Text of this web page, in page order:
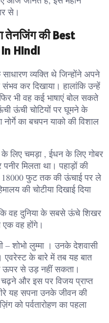
से।
तेनजिंग की Best
Hindi
व्यक्ति थे जिन्होंने अपने
कर दिखाया। हालांकि उन्हें
भी वह कई भाषाएं बोल सकते
ऊंची चोटियों पर घूमने के
का बचपन याको की विशाल
लिए चमड़ा , ईधन के लिए गोबर
मिलता था। पहाड़ों की
18000 फुट तक की ऊंचाई पर ले
की चोटीया दिखाई दिया
वह दुनिया के सबसे ऊंचे शिखर
वह होंगे।
शोभो लुम्मा । उनके देशवासी
के बारे में तब यह बात
ऊपर से उड़ नहीं सकता।
और इस पर विजय प्राप्त
यह सपना उनके जीवन की
को पर्वतारोहण का पहला